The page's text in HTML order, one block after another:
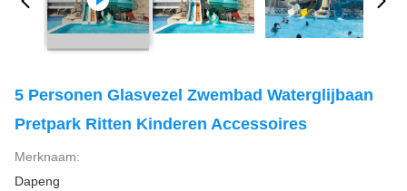
5 Personen Glasvezel Zwembad Waterglijbaan
Pretpark Ritten Kinderen Accessoires
Merknaam:
Dapeng